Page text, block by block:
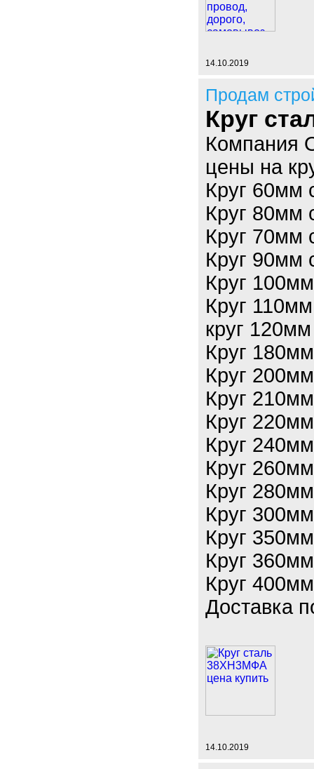
14.10.2019
Продам
Круг
Компания
цены на
Круг 60мм
Круг 80мм
Круг 70мм
Круг 90мм
Круг
Круг
круг
Круг
Круг
Круг
Круг
Круг
Круг
Круг
Круг
Круг
Круг
Круг
Доставка
14.10.2019